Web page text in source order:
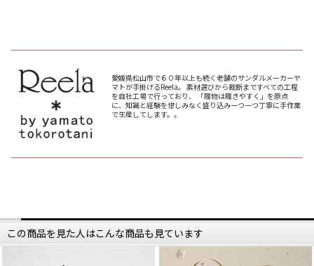
愛媛県松山市で６０年以上も続く老舗のサンダルメーカーヤ
マトが手掛けるReela。 素材選びから裁断まですべての工程
を自社工場で行っており、 「履物は履きやすく」を原点
に、知識と経験を惜しみなく盛り込み一つ一つ丁寧に手作業
で生産してします。。
この商品を見た人はこんな商品も見ています